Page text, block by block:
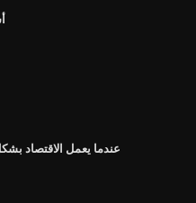
عندما يعمل الاقتصاد